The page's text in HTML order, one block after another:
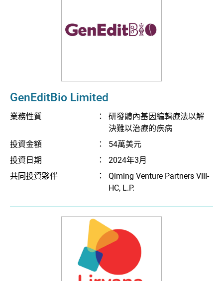
GenEditBio Limited
業務性質 ：
研發體內基因編輯療法以解
決難以治療的疾病
投資金額
：
54萬美元
投資日期
：
2024年3月
共同投資夥伴
：
Qiming Venture Partners VIII-
HC, L.P.